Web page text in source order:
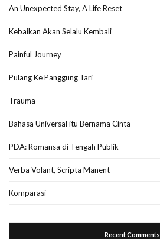
An Unexpected Stay, A Life Reset
Kebaikan Akan Selalu Kembali
Painful Journey
Pulang Ke Panggung Tari
Trauma
Bahasa Universal itu Bernama Cinta
PDA: Romansa di Tengah Publik
Verba Volant, Scripta Manent
Komparasi
Recent Comments